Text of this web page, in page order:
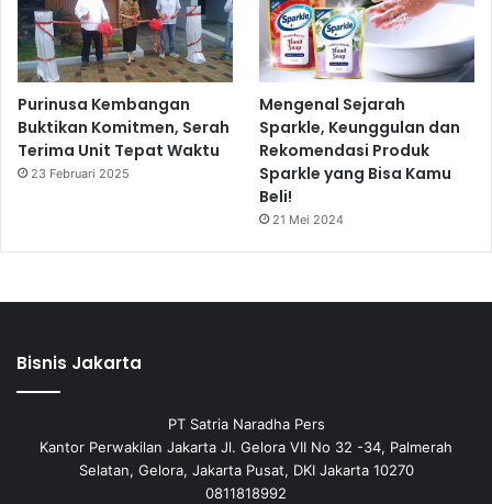
Purinusa Kembangan
Buktikan Komitmen, Serah
Terima Unit Tepat Waktu
23 Februari 2025
Mengenal Sejarah
Sparkle, Keunggulan dan
Rekomendasi Produk
Sparkle yang Bisa Kamu
Beli!
21 Mei 2024
Bisnis Jakarta
PT Satria Naradha Pers
Kantor Perwakilan Jakarta Jl. Gelora VII No 32 -34, Palmerah
Selatan, Gelora, Jakarta Pusat, DKI Jakarta 10270
0811818992